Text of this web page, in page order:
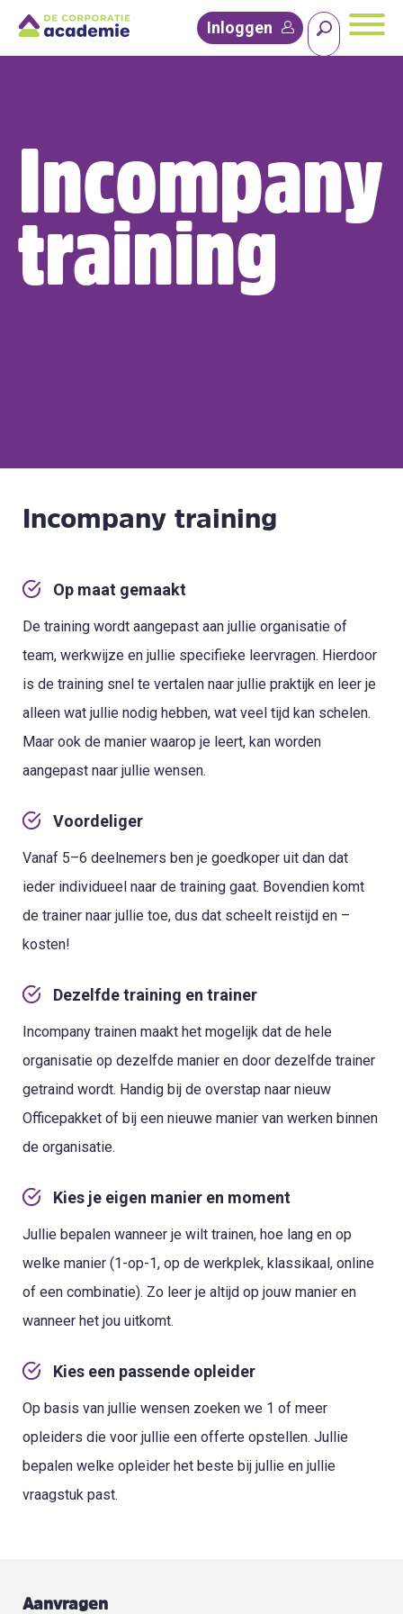
Inloggen
Incompany
training
Incompany training
Op maat gemaakt
De training wordt aangepast aan jullie organisatie of
team, werkwijze en jullie specifieke leervragen. Hierdoor
is de training snel te vertalen naar jullie praktijk en leer je
alleen wat jullie nodig hebben, wat veel tijd kan schelen.
Maar ook de manier waarop je leert, kan worden
aangepast naar jullie wensen.
Voordeliger
Vanaf 5–6 deelnemers ben je goedkoper uit dan dat
ieder individueel naar de training gaat. Bovendien komt
de trainer naar jullie toe, dus dat scheelt reistijd en –
kosten!
Dezelfde training en trainer
Incompany trainen maakt het mogelijk dat de hele
organisatie op dezelfde manier en door dezelfde trainer
getraind wordt. Handig bij de overstap naar nieuw
Officepakket of bij een nieuwe manier van werken binnen
de organisatie.
Kies je eigen manier en moment
Jullie bepalen wanneer je wilt trainen, hoe lang en op
welke manier (1-op-1, op de werkplek, klassikaal, online
of een combinatie). Zo leer je altijd op jouw manier en
wanneer het jou uitkomt.
Kies een passende opleider
Op basis van jullie wensen zoeken we 1 of meer
opleiders die voor jullie een offerte opstellen. Jullie
bepalen welke opleider het beste bij jullie en jullie
vraagstuk past.
Aanvragen